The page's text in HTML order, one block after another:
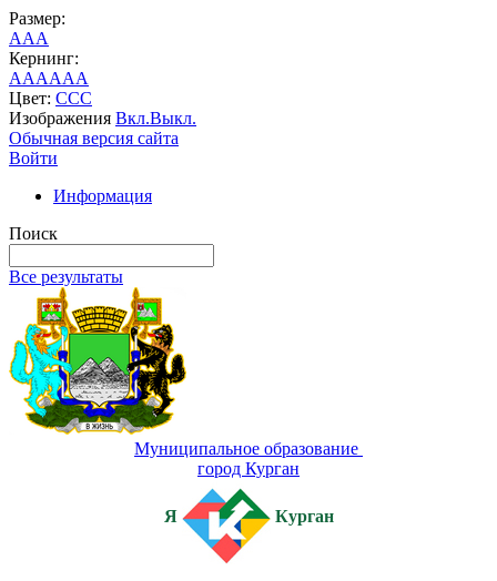
Размер:
AAA
Кернинг:
AAAAAA
Цвет: CCC
Изображения Вкл.Выкл.
Обычная версия сайта
Войти
Информация
Поиск
Все результаты
Муниципальное образование
город Курган
Я Курган